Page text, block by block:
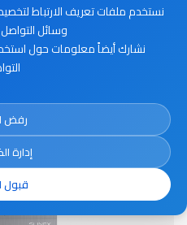
نستخدم ملفات تعريف الارتباط
وسائل التواصل
نشارك أيضاً معلومات حول
رفض
إدارة
قبول